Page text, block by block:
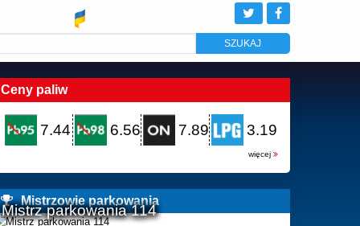
Ceny paliw
7.44 6.56 7.89 3.19
więcej
Mistrzowie parkowania
Mistrz parkowania 114